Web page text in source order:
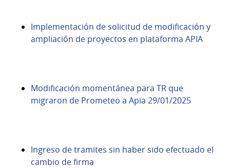
Implementación de solicitud de modificación y
ampliación de proyectos en plataforma APIA
Modificación momentánea para TR que
migraron de Prometeo a Apia 29/01/2025
Ingreso de tramites sin haber sido efectuado el
cambio de firma